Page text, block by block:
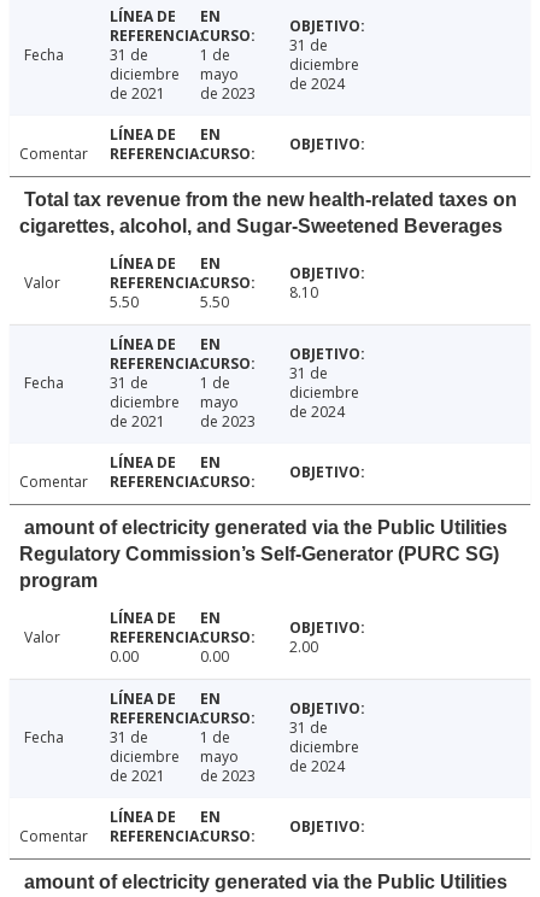
Fecha
31 de
diciembre
de 2021
1 de
mayo
de 2023
31 de
diciembre
de 2024
Comentar
Total tax revenue from the new health-related taxes on
cigarettes, alcohol, and Sugar-Sweetened Beverages
Valor
5.50
5.50 8.10
Fecha
31 de
diciembre
de 2021
1 de
mayo
de 2023
31 de
diciembre
de 2024
Comentar
amount of electricity generated via the Public Utilities
Regulatory Commission’s Self-Generator (PURC SG)
program
Valor
0.00
0.00 2.00
Fecha
31 de
diciembre
de 2021
1 de
mayo
de 2023
31 de
diciembre
de 2024
Comentar
amount of electricity generated via the Public Utilities